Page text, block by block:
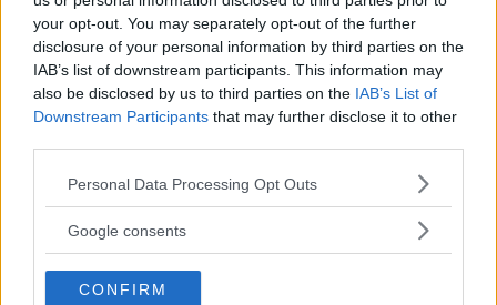
your opt-out. You may separately opt-out of the further
disclosure of your personal information by third parties on the
IAB’s list of downstream participants. This information may
also be disclosed by us to third parties on the IAB’s List of
Downstream Participants that may further disclose it to other
Please note that this website/app uses one or more Google
not limited to your visit or usage behaviour. You may click to
use your data for below specified purposes in below Google
consent section.
Personal Data Processing Opt Outs
Google consents
CONFIRM
Lådor med sport- och
lekprylar ställs ut på torgen
Nu kan det bli chans för mer sport […]
Publicerad 15:54, 28 juli 2026